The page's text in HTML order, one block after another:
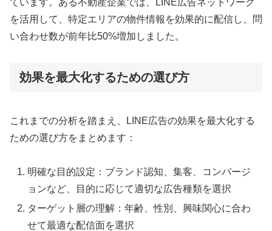
ています。ある不動産企業では、LINE広告ネットワーク
を活用して、特定エリアの物件情報を効果的に配信し、問
い合わせ数が前年比50%増加しました。
効果を最大化するための選び方
これまでの分析を踏まえ、LINE広告の効果を最大化する
ための選び方をまとめます：
明確な目的設定：ブランド認知、集客、コンバージ
ョンなど、目的に応じて適切な広告種類を選択
ターゲット層の理解：年齢、性別、興味関心に合わ
せて最適な配信面を選択